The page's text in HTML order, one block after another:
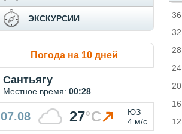
12
16
20
24
28
32
36
ЭКСКУРСИИ
Погода на 10 дней
Сантьягу
Местное время: 00:28
07.08 27°C
ЮЗ
4 м/с